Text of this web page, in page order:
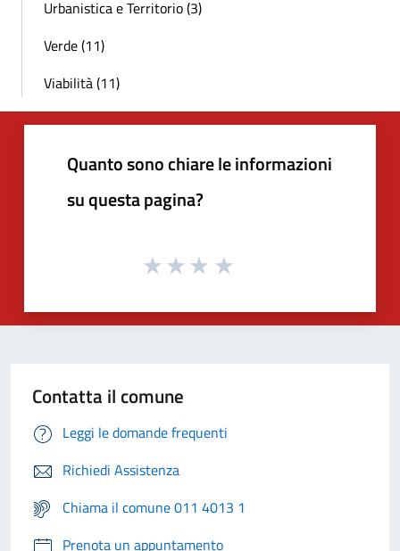
Urbanistica e Territorio (3)
Verde (11)
Viabilità (11)
Quanto sono chiare le informazioni
su questa pagina?
Contatta il comune
Leggi le domande frequenti
Richiedi Assistenza
Chiama il comune 011 4013 1
Prenota un appuntamento